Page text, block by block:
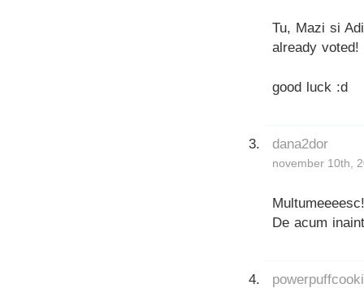
Tu, Mazi si
already voted!
good luck :d
dana2dor
november 10th,
De acum